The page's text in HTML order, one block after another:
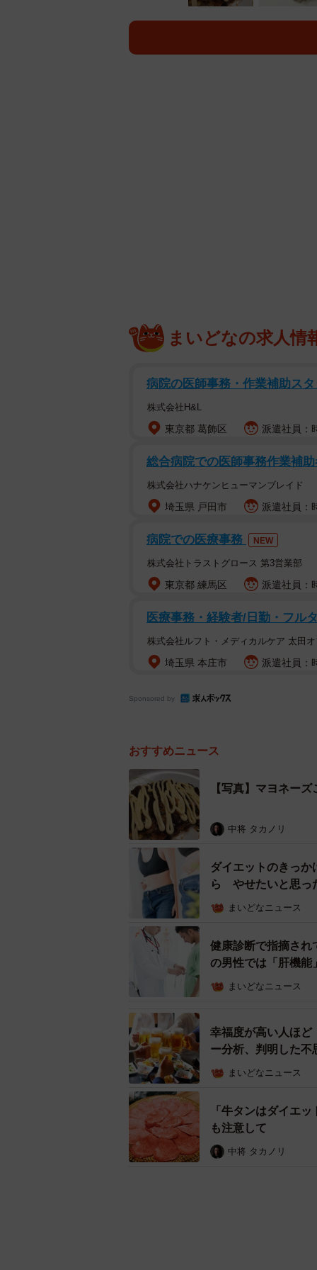
まいどなの求人情
病院の医師事務・作業補助ス
株式会社H&L
東京都 葛飾区 派遣社員：
総合病院での医師事務作業補
株式会社ハナケンヒューマンブレイド
埼玉県 戸田市 派遣社員：
病院での医療事務 NEW
株式会社トラストグロース 第3営業部
東京都 練馬区 派遣社員：
医療事務・経験者/日勤・フル
株式会社ルフト・メディカルケア 太田
埼玉県 本庄市 派遣社員：
Sponsored by
おすすめニュース
【写真】マヨネー
中将 タカノリ
ダイエットのきっ
ら やせたいと思っ
まいどなニュース
健康診断で指摘さ
の男性では「肝機能
まいどなニュース
幸福度が高い人ほ
ー分析、判明した不
まいどなニュース
「牛タンはダイエ
も注意して
中将 タカノリ